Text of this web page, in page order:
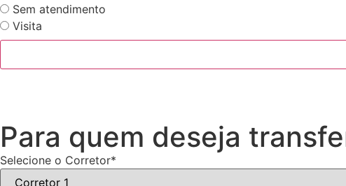
Sem atendimento
Visita
Para quem deseja
Selecione o Corretor*